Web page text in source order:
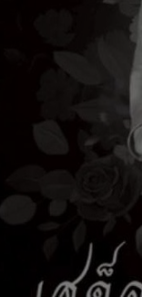
ประกาศจัดตั้งศูน